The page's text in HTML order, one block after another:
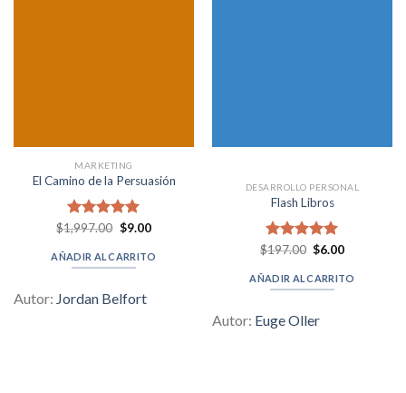
MARKETING
El Camino de la Persuasión
Valorado en
$1,997.00 Original
was:
$1,997.00.
$9.00Current
is:
$9.00.
AÑADIR AL CARRITO
Autor: Jordan Belfort
DESARROLLO PERSONAL
Flash Libros
Valorado en
$197.00 Original
was:
$197.00.
$6.00Current
is:
$6.00.
AÑADIR AL CARRITO
Autor: Euge Oller